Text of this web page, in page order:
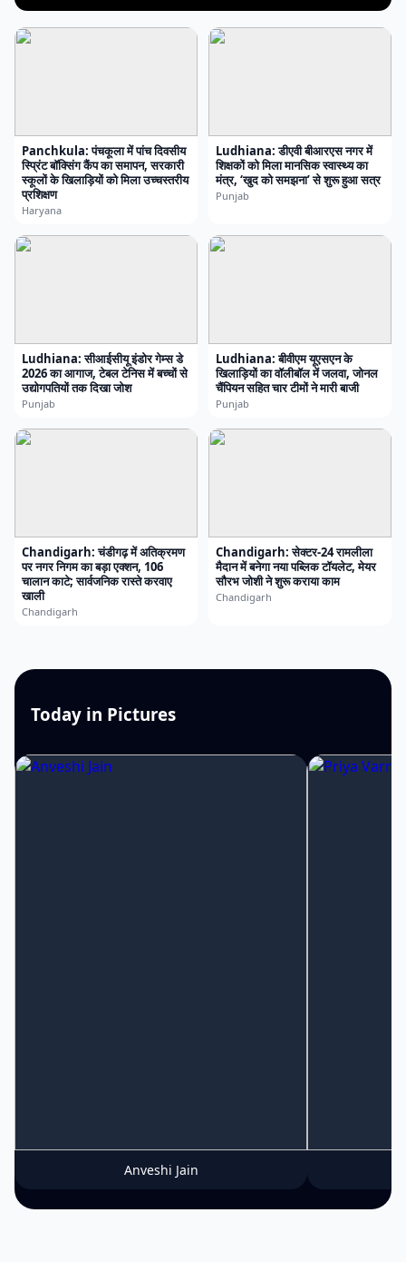
Panchkula: पंचकूला में पांच दिवसीय
स्प्रिंट बॉक्सिंग कैंप का समापन, सरकारी
स्कूलों के खिलाड़ियों को मिला उच्चस्तरीय
प्रशिक्षण
Haryana
Ludhiana: डीएवी बीआरएस नगर में
शिक्षकों को मिला मानसिक स्वास्थ्य का
मंत्र, ‘खुद को समझना’ से शुरू हुआ सत्र
Punjab
Ludhiana: सीआईसीयू इंडोर गेम्स डे
2026 का आगाज, टेबल टेनिस में बच्चों से
उद्योगपतियों तक दिखा जोश
Punjab
Ludhiana: बीवीएम यूएसएन के
खिलाड़ियों का वॉलीबॉल में जलवा, जोनल
चैंपियन सहित चार टीमों ने मारी बाजी
Punjab
Chandigarh: चंडीगढ़ में अतिक्रमण
पर नगर निगम का बड़ा एक्शन, 106
चालान काटे; सार्वजनिक रास्ते करवाए
खाली
Chandigarh
Chandigarh: सेक्टर-24 रामलीला
मैदान में बनेगा नया पब्लिक टॉयलेट, मेयर
सौरभ जोशी ने शुरू कराया काम
Chandigarh
Today in Pictures
Anveshi Jain